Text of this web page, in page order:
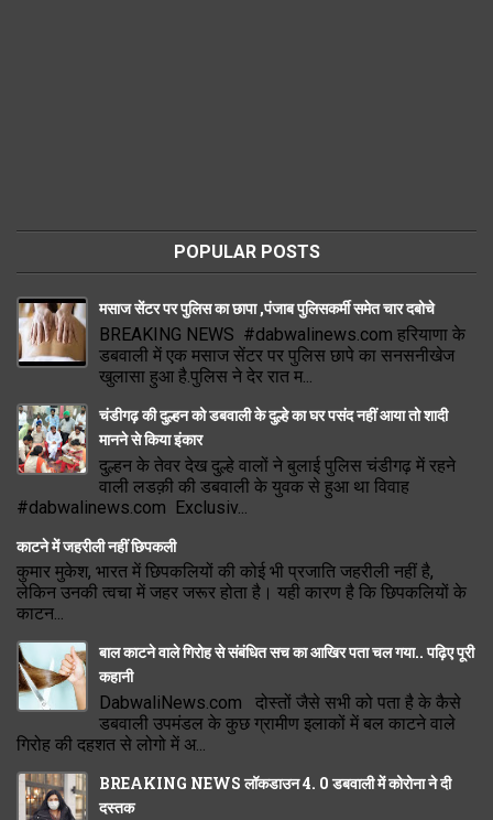
POPULAR POSTS
मसाज सेंटर पर पुलिस का छापा ,पंजाब पुलिसकर्मी समेत चार दबोचे
BREAKING NEWS #dabwalinews.com हरियाणा के
डबवाली में एक मसाज सेंटर पर पुलिस छापे का सनसनीखेज
खुलासा हुआ है.पुलिस ने देर रात म...
चंडीगढ़ की दुल्हन को डबवाली के दुल्हे का घर पसंद नहीं आया तो शादी
मानने से किया इंकार
दुल्हन के तेवर देख दुल्हे वालों ने बुलाई पुलिस चंडीगढ़ में रहने
वाली लडक़ी की डबवाली के युवक से हुआ था विवाह
#dabwalinews.com Exclusiv...
काटने में जहरीली नहीं छिपकली
कुमार मुकेश, भारत में छिपकलियों की कोई भी प्रजाति जहरीली नहीं है,
लेकिन उनकी त्वचा में जहर जरूर होता है। यही कारण है कि छिपकलियों के
काटन...
बाल काटने वाले गिरोह से संबंधित सच का आखिर पता चल गया.. पढ़िए पूरी
कहानी
DabwaliNews.com दोस्तों जैसे सभी को पता है के कैसे
डबवाली उपमंडल के कुछ ग्रामीण इलाकों में बल काटने वाले
गिरोह की दहशत से लोगो में अ...
BREAKING NEWS लॉकडाउन 4. 0 डबवाली में कोरोना ने दी
दस्तक